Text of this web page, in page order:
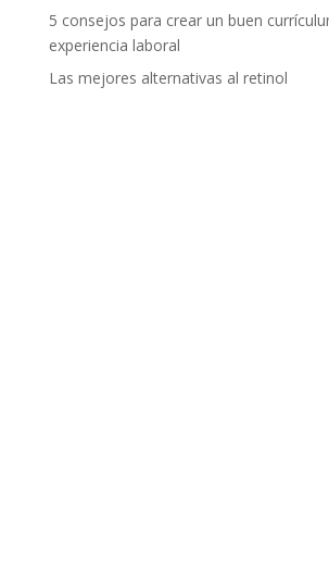
5 consejos para crear un buen
experiencia laboral
Las mejores alternativas al retinol